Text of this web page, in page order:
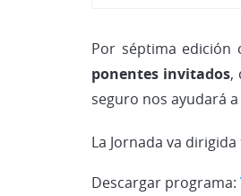
Por séptima edición
ponentes invitados,
seguro nos ayudará
La Jornada va
Descargar programa: